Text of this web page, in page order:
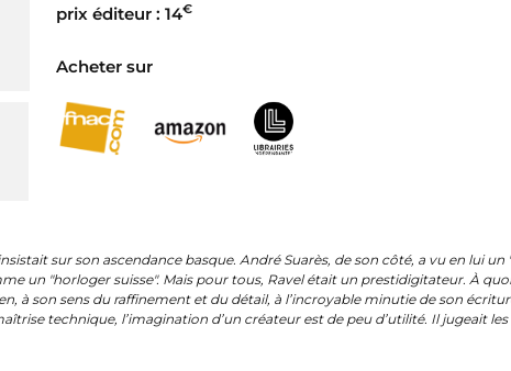
prix éditeur : 14€
Acheter sur
sur son ascendance basque. André Suarès, de son côté, a vu en lui un
un "horloger suisse". Mais pour tous, Ravel était un prestidigitateur. À
à son sens du raffinement et du détail, à l’incroyable minutie de son
technique, l’imagination d’un créateur est de peu d’utilité. Il jugeait